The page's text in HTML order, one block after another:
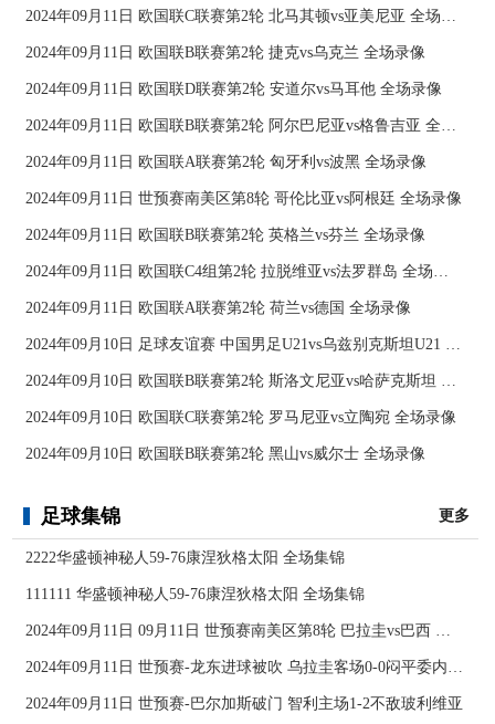
2024年09月11日 欧国联C联赛第2轮 北马其顿vs亚美尼亚 全场录像
2024年09月11日 欧国联B联赛第2轮 捷克vs乌克兰 全场录像
2024年09月11日 欧国联D联赛第2轮 安道尔vs马耳他 全场录像
2024年09月11日 欧国联B联赛第2轮 阿尔巴尼亚vs格鲁吉亚 全场录像
2024年09月11日 欧国联A联赛第2轮 匈牙利vs波黑 全场录像
2024年09月11日 世预赛南美区第8轮 哥伦比亚vs阿根廷 全场录像
2024年09月11日 欧国联B联赛第2轮 英格兰vs芬兰 全场录像
2024年09月11日 欧国联C4组第2轮 拉脱维亚vs法罗群岛 全场录像
2024年09月11日 欧国联A联赛第2轮 荷兰vs德国 全场录像
2024年09月10日 足球友谊赛 中国男足U21vs乌兹别克斯坦U21 全场录像
2024年09月10日 欧国联B联赛第2轮 斯洛文尼亚vs哈萨克斯坦 全场录像
2024年09月10日 欧国联C联赛第2轮 罗马尼亚vs立陶宛 全场录像
2024年09月10日 欧国联B联赛第2轮 黑山vs威尔士 全场录像
足球集锦 更多
2222华盛顿神秘人59-76康涅狄格太阳 全场集锦
111111 华盛顿神秘人59-76康涅狄格太阳 全场集锦
2024年09月11日 09月11日 世预赛南美区第8轮 巴拉圭vs巴西 进球
2024年09月11日 世预赛-龙东进球被吹 乌拉圭客场0-0闷平委内瑞拉
2024年09月11日 世预赛-巴尔加斯破门 智利主场1-2不敌玻利维亚